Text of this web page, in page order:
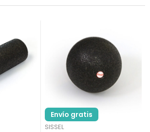
Envío gratis
SISSEL